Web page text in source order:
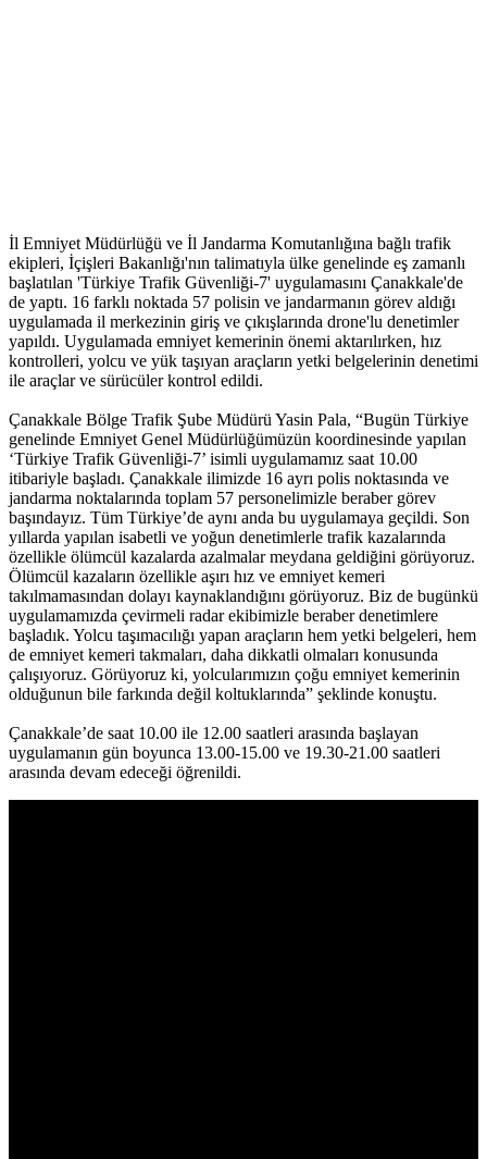
İl Emniyet Müdürlüğü ve İl Jandarma Komutanlığına bağlı trafik
ekipleri, İçişleri Bakanlığı'nın talimatıyla ülke genelinde eş zamanlı
başlatılan 'Türkiye Trafik Güvenliği-7' uygulamasını Çanakkale'de
de yaptı. 16 farklı noktada 57 polisin ve jandarmanın görev aldığı
uygulamada il merkezinin giriş ve çıkışlarında drone'lu denetimler
yapıldı. Uygulamada emniyet kemerinin önemi aktarılırken, hız
kontrolleri, yolcu ve yük taşıyan araçların yetki belgelerinin denetimi
ile araçlar ve sürücüler kontrol edildi.
Çanakkale Bölge Trafik Şube Müdürü Yasin Pala, “Bugün Türkiye
genelinde Emniyet Genel Müdürlüğümüzün koordinesinde yapılan
‘Türkiye Trafik Güvenliği-7’ isimli uygulamamız saat 10.00
itibariyle başladı. Çanakkale ilimizde 16 ayrı polis noktasında ve
jandarma noktalarında toplam 57 personelimizle beraber görev
başındayız. Tüm Türkiye’de aynı anda bu uygulamaya geçildi. Son
yıllarda yapılan isabetli ve yoğun denetimlerle trafik kazalarında
özellikle ölümcül kazalarda azalmalar meydana geldiğini görüyoruz.
Ölümcül kazaların özellikle aşırı hız ve emniyet kemeri
takılmamasından dolayı kaynaklandığını görüyoruz. Biz de bugünkü
uygulamamızda çevirmeli radar ekibimizle beraber denetimlere
başladık. Yolcu taşımacılığı yapan araçların hem yetki belgeleri, hem
de emniyet kemeri takmaları, daha dikkatli olmaları konusunda
çalışıyoruz. Görüyoruz ki, yolcularımızın çoğu emniyet kemerinin
olduğunun bile farkında değil koltuklarında” şeklinde konuştu.
Çanakkale’de saat 10.00 ile 12.00 saatleri arasında başlayan
uygulamanın gün boyunca 13.00-15.00 ve 19.30-21.00 saatleri
arasında devam edeceği öğrenildi.